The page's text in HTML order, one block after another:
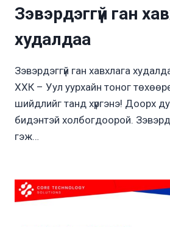
Зэвэрдэггүй ган
худалдаа
Зэвэрдэггүй ган хавхлага
ХХК – Уул уурхайн тоног
шийдлийг танд хүргэнэ! Доорх
бидэнтэй холбогдоорой.
гэж…